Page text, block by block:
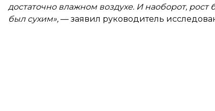
достаточно влажном воздухе. И наоборот,
был сухим», — заявил руководитель